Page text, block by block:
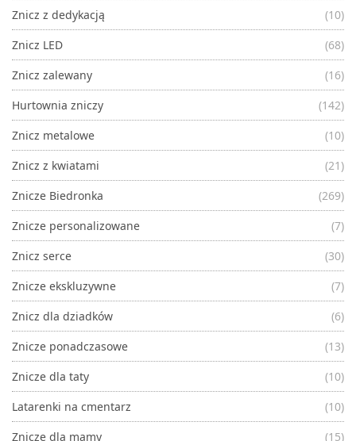
Znicz z dedykacją
(10)
Znicz LED
(68)
Znicz zalewany
(16)
Hurtownia zniczy
(142)
Znicz metalowe
(10)
Znicz z kwiatami
(21)
Znicze Biedronka
(269)
Znicze personalizowane
(7)
Znicz serce
(30)
Znicze ekskluzywne
(7)
Znicz dla dziadków
(6)
Znicze ponadczasowe
(13)
Znicze dla taty
(10)
Latarenki na cmentarz
(10)
Znicze dla mamy
(15)